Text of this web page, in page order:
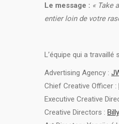
Le message : « Take
entier loin de votre
L’équipe qui a
Advertising Agency :
Chief Creative Officer :
Executive Creative
Creative Directors :